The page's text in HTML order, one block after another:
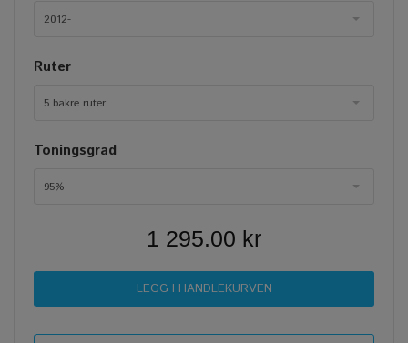
2012-
Ruter
5 bakre ruter
Toningsgrad
95%
1 295.00 kr